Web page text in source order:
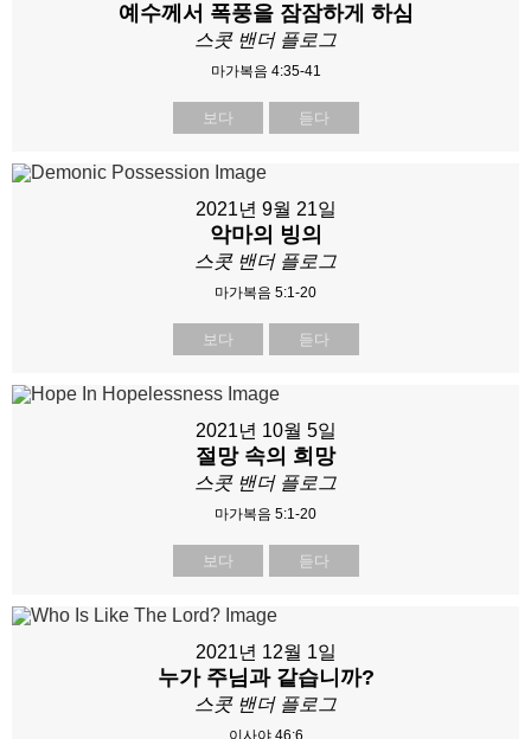
예수께서 폭풍을 잠잠하게 하심
스콧 밴더 플로그
마가복음 4:35-41
보다 듣다
2021년 9월 21일
악마의 빙의
스콧 밴더 플로그
마가복음 5:1-20
보다 듣다
2021년 10월 5일
절망 속의 희망
스콧 밴더 플로그
마가복음 5:1-20
보다 듣다
2021년 12월 1일
누가 주님과 같습니까?
스콧 밴더 플로그